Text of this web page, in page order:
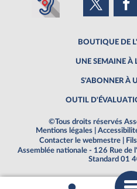
BOUTIQUE DE
UNE SEMAINE À
S'ABONNER À
OUTIL
©Tous droits réservés
Mentions légales
Contacter le webmestre
Assemblée nationale - 126 Rue
Standard 01